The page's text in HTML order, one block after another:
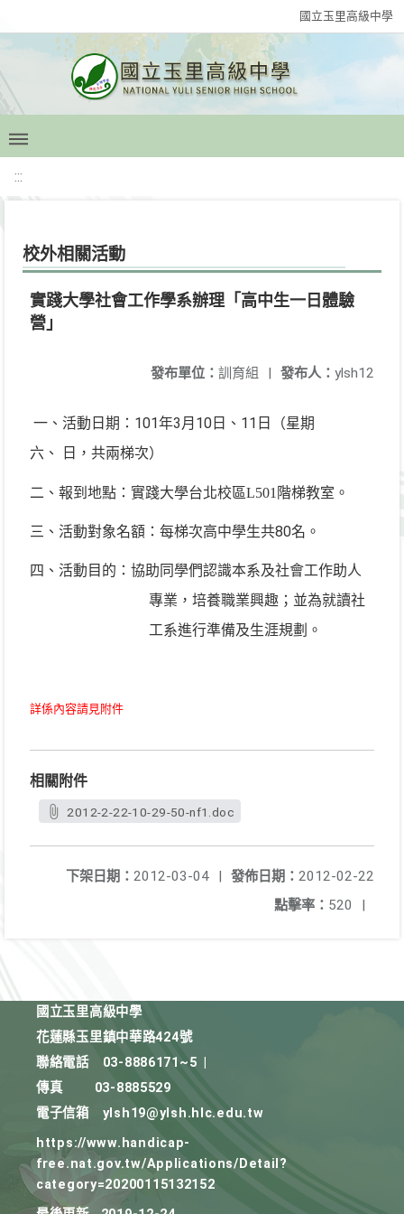
國立玉里高級中學
:::
校外相關活動
實踐大學社會工作學系辦理「高中生一日體驗
營」
發布人： ylsh12
發布單位： 訓育組 |
一、活動日期： 101年3 月 10 日、 11 日（星期
六、 日，共兩梯次）
二、報到地點：實踐大學台北校區L501 階梯教室。
三、活動對象名額：每梯次高中學生共80名。
四、活動目的：協助同學們認識本系及社會工作助人
專業，培養職業興趣；並為就讀社
工系進行準備及生涯規劃。
詳係內容請見附件
相關附件
2012-2-22-10-29-50-nf1.doc
發佈日期： 2012-02-22
下架日期： 2012-03-04
|
點擊率： 520 |
國立玉里高級中學
花蓮縣玉里鎮中華路424號
聯絡電話
03-8886171~5
傳真
03-8885529
電子信箱
ylsh19@ylsh.hlc.edu.tw
https://www.handicap-
free.nat.gov.tw/Applications/Detail?
category=20200115132152